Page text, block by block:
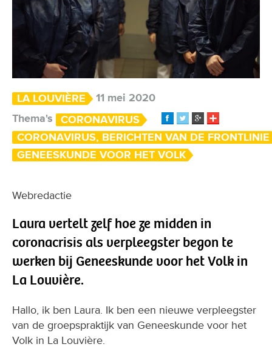
LA LOUVIÈRE
11 mei 2020
Thema's
CORONAVIRUS
CORONAVIRUS, BERICHTEN VAN DE FRONTLINIE
GENEESKUNDE VOOR HET VOLK
Webredactie
Laura vertelt zelf hoe ze midden in
coronacrisis als verpleegster begon te
werken bij Geneeskunde voor het Volk in
La Louvière.
Hallo, ik ben Laura. Ik ben een nieuwe verpleegster
van de groepspraktijk van Geneeskunde voor het
Volk in La Louvière.